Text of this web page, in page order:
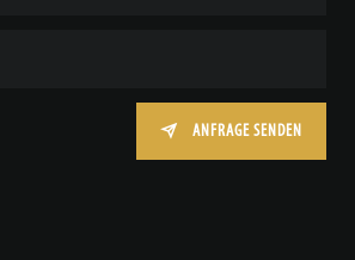
ANFRAGE SENDEN